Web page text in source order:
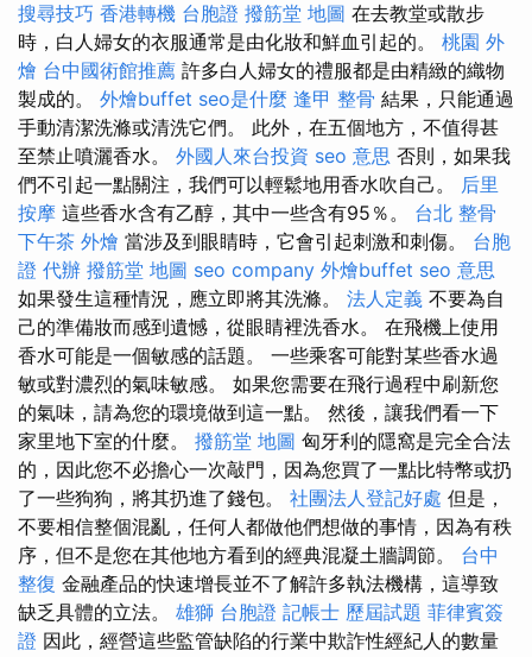
搜尋技巧 香港轉機 台胞證 撥筋堂 地圖 在去教堂或散步
時，白人婦女的衣服通常是由化妝和鮮血引起的。 桃園 外
燴 台中國術館推薦 許多白人婦女的禮服都是由精緻的織物
製成的。 外燴buffet seo是什麼 逢甲 整骨 結果，只能通過
手動清潔洗滌或清洗它們。 此外，在五個地方，不值得甚
至禁止噴灑香水。 外國人來台投資 seo 意思 否則，如果我
們不引起一點關注，我們可以輕鬆地用香水吹自己。 后里
按摩 這些香水含有乙醇，其中一些含有95％。 台北 整骨
下午茶 外燴 當涉及到眼睛時，它會引起刺激和刺傷。 台胞
證 代辦 撥筋堂 地圖 seo company 外燴buffet seo 意思
如果發生這種情況，應立即將其洗滌。 法人定義 不要為自
己的準備妝而感到遺憾，從眼睛裡洗香水。 在飛機上使用
香水可能是一個敏感的話題。 一些乘客可能對某些香水過
敏或對濃烈的氣味敏感。 如果您需要在飛行過程中刷新您
的氣味，請為您的環境做到這一點。 然後，讓我們看一下
家里地下室的什麼。 撥筋堂 地圖 匈牙利的隱窩是完全合法
的，因此您不必擔心一次敲門，因為您買了一點比特幣或扔
了一些狗狗，將其扔進了錢包。 社團法人登記好處 但是，
不要相信整個混亂，任何人都做他們想做的事情，因為有秩
序，但不是您在其他地方看到的經典混凝土牆調節。 台中
整復 金融產品的快速增長並不了解許多執法機構，這導致
缺乏具體的立法。 雄獅 台胞證 記帳士 歷屆試題 菲律賓簽
證 因此，經營這些監管缺陷的行業中欺詐性經紀人的數量